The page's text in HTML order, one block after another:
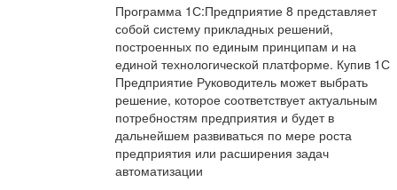
Программа 1С:Предприятие 8 представляет
собой систему прикладных решений,
построенных по единым принципам и на
единой технологической платформе. Купив 1С
Предприятие Руководитель может выбрать
решение, которое соответствует актуальным
потребностям предприятия и будет в
дальнейшем развиваться по мере роста
предприятия или расширения задач
автоматизации